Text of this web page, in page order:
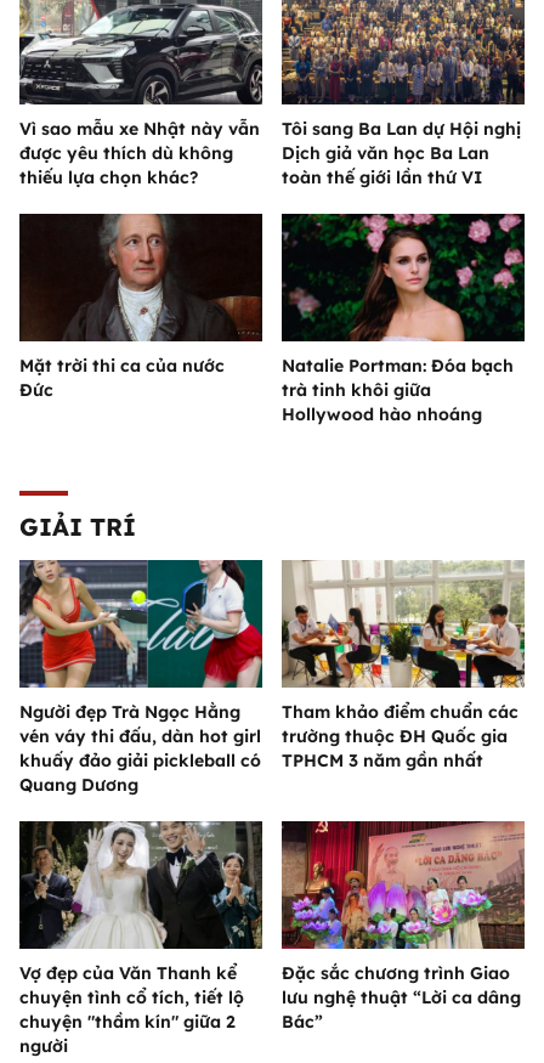
Vì sao mẫu xe Nhật này vẫn
được yêu thích dù không
thiếu lựa chọn khác?
Tôi sang Ba Lan dự Hội nghị
Dịch giả văn học Ba Lan
toàn thế giới lần thứ VI
Mặt trời thi ca của nước
Đức
Natalie Portman: Đóa bạch
trà tinh khôi giữa
Hollywood hào nhoáng
GIẢI TRÍ
Người đẹp Trà Ngọc Hằng
vén váy thi đấu, dàn hot girl
khuấy đảo giải pickleball có
Quang Dương
Tham khảo điểm chuẩn các
trường thuộc ĐH Quốc gia
TPHCM 3 năm gần nhất
Vợ đẹp của Văn Thanh kể
chuyện tình cổ tích, tiết lộ
chuyện "thầm kín" giữa 2
người
Đặc sắc chương trình Giao
lưu nghệ thuật “Lời ca dâng
Bác”